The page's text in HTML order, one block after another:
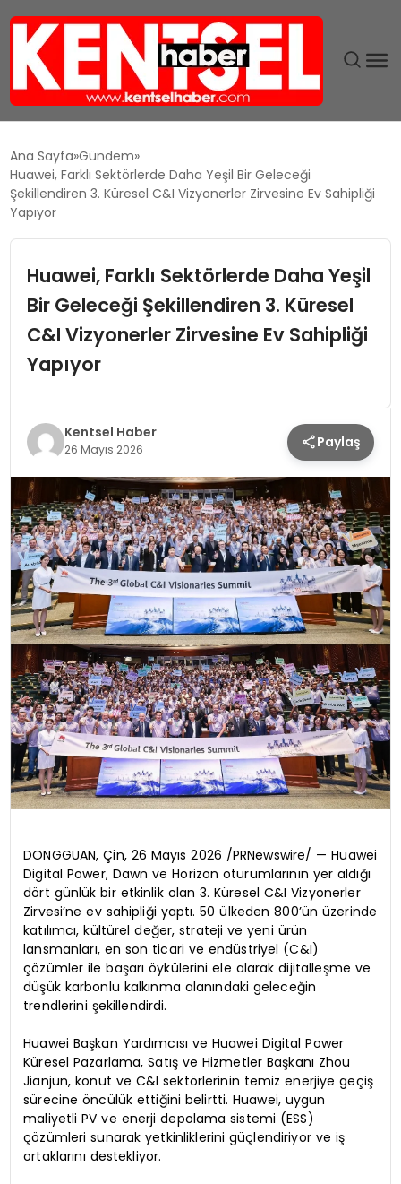
GÜNDEM
EKONOMI
EĞITIM
TEKNOLOJI
MAGAZIN
KÜLTÜR & SANAT
SPOR
SAĞLIK
Ana Sayfa Gündem
Huawei, Farklı Sektörlerde Daha Yeşil Bir Geleceği
Şekillendiren 3. Küresel C&I Vizyonerler Zirvesine Ev Sahipliği
Yapıyor
Huawei, Farklı Sektörlerde Daha Yeşil
Bir Geleceği Şekillendiren 3. Küresel
C&I Vizyonerler Zirvesine Ev Sahipliği
Yapıyor
Kentsel Haber
26 Mayıs 2026 Paylaş
DONGGUAN, Çin, 26 Mayıs 2026 /PRNewswire/ — Huawei
Digital Power, Dawn ve Horizon oturumlarının yer aldığı
dört günlük bir etkinlik olan 3. Küresel C&I Vizyonerler
Zirvesi’ne ev sahipliği yaptı. 50 ülkeden 800’ün üzerinde
katılımcı, kültürel değer, strateji ve yeni ürün
lansmanları, en son ticari ve endüstriyel (C&I)
çözümler ile başarı öykülerini ele alarak dijitalleşme ve
düşük karbonlu kalkınma alanındaki geleceğin
trendlerini şekillendirdi.
Huawei Başkan Yardımcısı ve Huawei Digital Power
Küresel Pazarlama, Satış ve Hizmetler Başkanı Zhou
Jianjun, konut ve C&I sektörlerinin temiz enerjiye geçiş
sürecine öncülük ettiğini belirtti. Huawei, uygun
maliyetli PV ve enerji depolama sistemi (ESS)
çözümleri sunarak yetkinliklerini güçlendiriyor ve iş
ortaklarını destekliyor.